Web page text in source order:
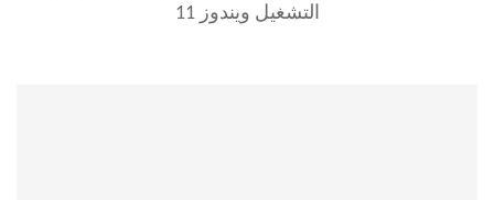
التشغيل ويندوز 11